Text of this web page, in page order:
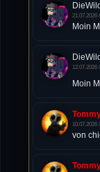
21.07.2026
Moin
12.07.2026
Moin
10.07.2026
von